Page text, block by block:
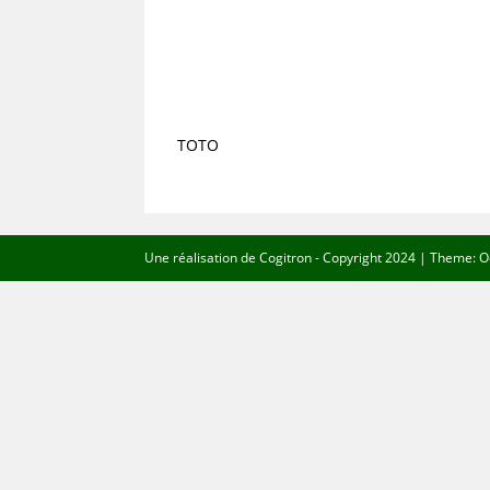
TOTO
Une réalisation de Cogitron- Copyright 2024 | Theme: